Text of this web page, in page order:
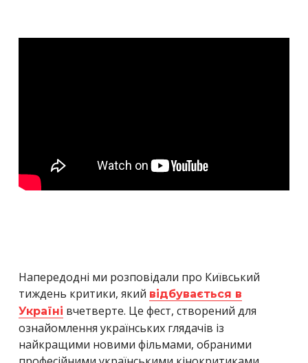
Напередодні ми розповідали про Київський
тиждень критики, який відбувається в
Україні вчетверте. Це фест, створений для
ознайомлення українських глядачів із
найкращими новими фільмами, обраними